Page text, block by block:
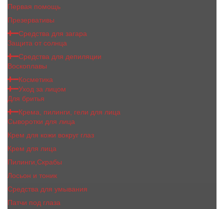
Первая помощь
Презервативы
Средства для загара
Защита от солнца
Средства для депиляции
Воскоплавы
Косметика
Уход за лицом
Для бритья
Крема, пилинги, гели для лица
Сыворотки для лица
Крем для кожи вокруг глаз
Крем для лица
Пилинги,Скрабы
Лосьон и тоник
Средства для умывания
Патчи под глаза